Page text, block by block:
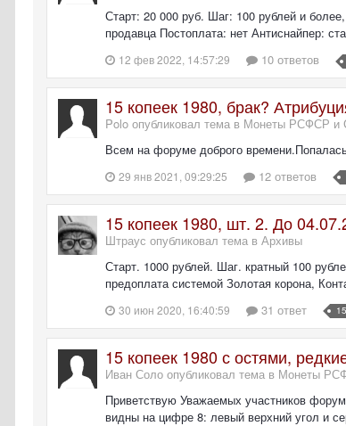
Старт: 20 000 руб. Шаг: 100 рублей и
продавца Постоплата: нет Антиснайпер:
12 фев 2022, 14:57:29 10 ответов
15 копеек 1980, брак?
Polo опубликовал тема в Монеты РСФСР и
Всем на форуме доброго
29 янв 2021, 09:29:25 12 ответов
15 копеек 1980, шт. 2. До
Штраус опубликовал тема в Архивы
Старт. 1000 рублей. Шаг. кратный 100
предоплата системой Золотая корона,
30 июн 2020, 16:40:59 31 ответ
15 копеек 1980 с остями,
Иван Соло опубликовал тема в Монеты
Приветствую Уважаемых участников
видны на цифре 8: левый верхний угол и